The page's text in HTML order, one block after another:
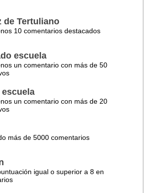
de Tertuliano
10 comentarios destacados
escuela
un comentario con más de 50
un comentario con más de 20
más de 5000 comentarios
igual o superior a 8 en